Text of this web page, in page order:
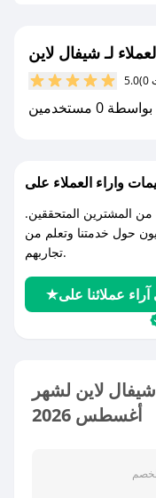
كل مشترياتك مع
لـ شيفال لاين
5.0
من المشترين المتحققين.
حول خدمتنا وتعلم من
تجاربهم.
لاين لشهر
أغسطس 2026